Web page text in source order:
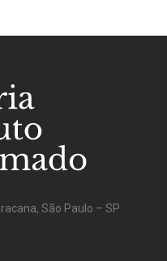
São Paulo – SP